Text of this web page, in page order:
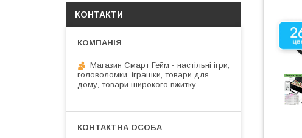
КОНТАКТИ
Магазин Смарт Гейм - настільні ігри,
головоломки, іграшки, товари для
дому, товари широкого вжитку